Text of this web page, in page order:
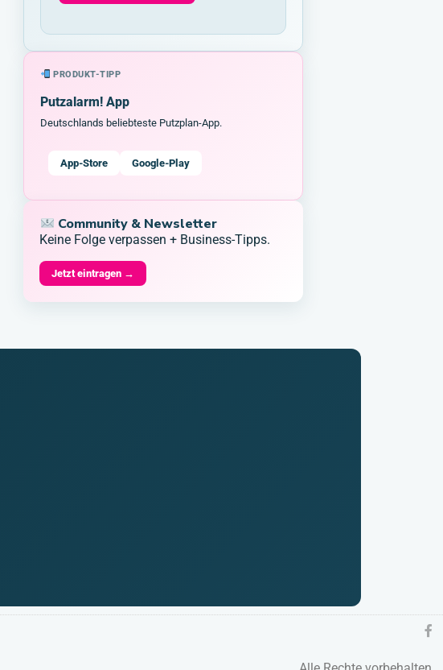
PRODUKT-TIPP
Putzalarm! App
Deutschlands beliebteste Putzplan-App.
App-Store Google-Play
Community & Newsletter
Keine Folge verpassen + Business-Tipps.
Jetzt eintragen →